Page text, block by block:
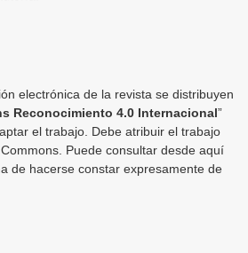
electrónica de la revista se distribuyen
Reconocimiento 4.0 Internacional”
el trabajo. Debe atribuir el trabajo
Puede consultar desde aquí
de hacerse constar expresamente de